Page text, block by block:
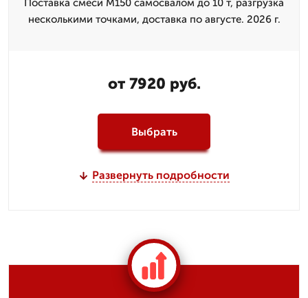
Поставка смеси М150 самосвалом до 10 т, разгрузка
несколькими точками, доставка по августе. 2026 г.
от 7920 руб.
Выбрать
Развернуть подробности